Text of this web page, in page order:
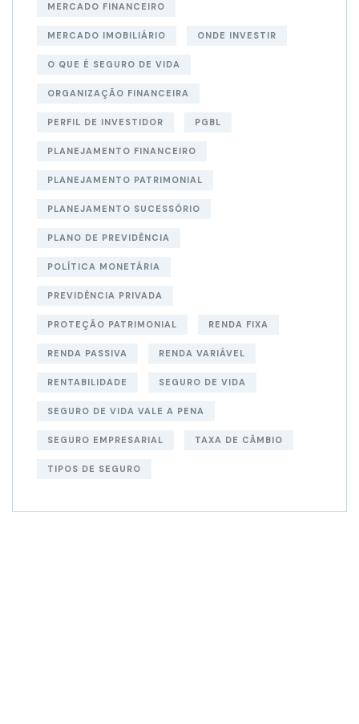
MERCADO FINANCEIRO
MERCADO IMOBILIÁRIO ONDE INVESTIR
O QUE É SEGURO DE VIDA
ORGANIZAÇÃO FINANCEIRA
PERFIL DE INVESTIDOR PGBL
PLANEJAMENTO FINANCEIRO
PLANEJAMENTO PATRIMONIAL
PLANEJAMENTO SUCESSÓRIO
PLANO DE PREVIDÊNCIA
POLÍTICA MONETÁRIA
PREVIDÊNCIA PRIVADA
PROTEÇÃO PATRIMONIAL RENDA FIXA
RENDA PASSIVA RENDA VARIÁVEL
RENTABILIDADE SEGURO DE VIDA
SEGURO DE VIDA VALE A PENA
SEGURO EMPRESARIAL TAXA DE CÂMBIO
TIPOS DE SEGURO